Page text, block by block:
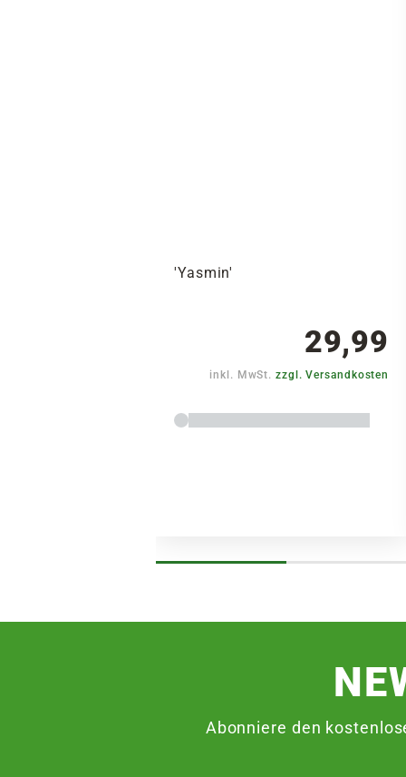
'Yasmin'
29,99
inkl. MwSt.zzgl. Versandkosten
Abonniere den